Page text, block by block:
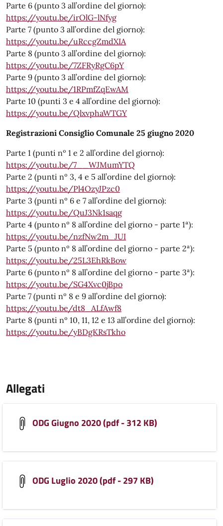
Parte 6 (punto 3 all’ordine del giorno):
https://youtu.be/irOlG-lNfyg
Parte 7 (punto 3 all’ordine del giorno):
https://youtu.be/uRccgZmdXIA
Parte 8 (punto 3 all’ordine del giorno):
https://youtu.be/7ZFRyRgC6pY
Parte 9 (punto 3 all’ordine del giorno):
https://youtu.be/1RPmfZqEwAM
Parte 10 (punti 3 e 4 all’ordine del giorno):
https://youtu.be/QlxvphaWTGY
Registrazioni Consiglio Comunale 25 giugno 2020
Parte 1 (punti nº 1 e 2 all’ordine del giorno):
https://youtu.be/7__WJMumYTQ
Parte 2 (punti nº 3, 4 e 5 all’ordine del giorno):
https://youtu.be/Pl4OzyJPzc0
Parte 3 (punti nº 6 e 7 all’ordine del giorno):
https://youtu.be/QuJ3Nk1saqg
Parte 4 (punto nº 8 all’ordine del giorno - parte 1ª):
https://youtu.be/nzfNw2m_JUI
Parte 5 (punto nº 8 all’ordine del giorno - parte 2ª):
https://youtu.be/25L3EhRkBow
Parte 6 (punto nº 8 all’ordine del giorno - parte 3ª):
https://youtu.be/SG4Xvc0jBpo
Parte 7 (punti nº 8 e 9 all’ordine del giorno):
https://youtu.be/dt8_ALfAwf8
Parte 8 (punti nº 10, 11, 12 e 13 all’ordine del giorno):
https://youtu.be/yBDgKRsTkho
Allegati
ODG Giugno 2020 (pdf - 312 KB)
ODG Luglio 2020 (pdf - 297 KB)